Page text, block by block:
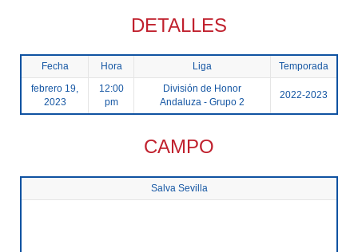
DETALLES
Fecha Hora Liga Temporada
febrero 19,
2023
12:00
pm
División de Honor
Andaluza - Grupo 2
2022-2023
CAMPO
Salva Sevilla